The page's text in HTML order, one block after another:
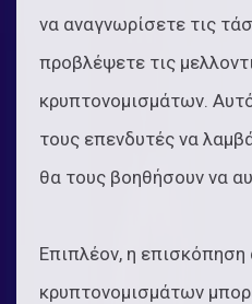
να αναγνωρίσετε τις
προβλέψετε τις
κρυπτονομισμάτων.
τους επενδυτές να
θα τους βοηθήσουν να
Επιπλέον, η επισκόπηση
κρυπτονομισμάτων